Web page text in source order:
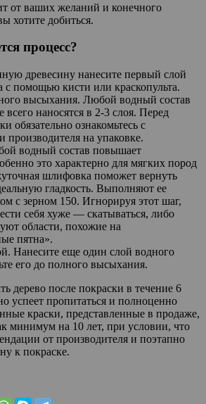
от ваших желаний и конечного
хотите добиться.
процесс?
древесину нанесите первый слой
с помощью кисти или краскопульта.
высыхания. Любой водный состав
всего наносятся в 2-3 слоя. Перед
обязательно ознакомьтесь с
производителя на упаковке.
водный состав повышает
это характерно для мягких пород
шлифовка поможет вернуть
гладкость. Выполняют ее
с зерном 150. Игнорируя этот шаг,
себя хуже — скатываться, либо
области, похожие на
пятна».
Нанесите еще один слой водного
его до полного высыхания.
дерево после покраски в течение 6
успеет пропитаться и полноценно
краски, представленные в продаже,
минимум на 10 лет, при условии, что
от производителя и поэтапно
к покраске.